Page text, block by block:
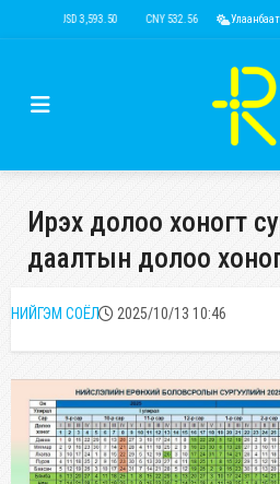
USD 3,593.50 CNY 532.56 RUB 44.52
Ирэх долоо хоногт
даалтын долоо
НИЙГЭМ СОЁЛ 2025/10/13 10:46